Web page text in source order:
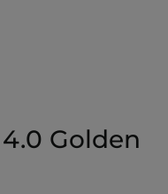
Golden